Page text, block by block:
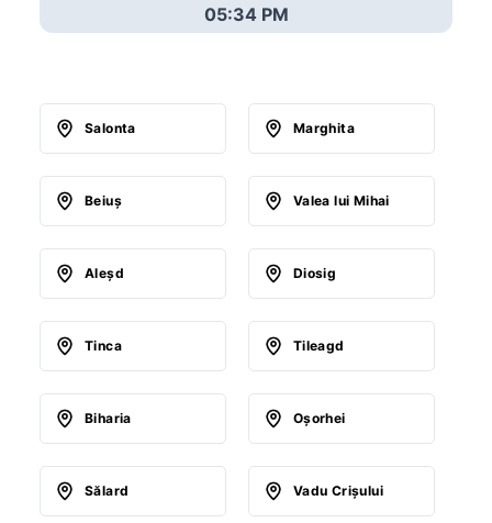
05:34 PM
Salonta Marghita
Beiuş Valea lui Mihai
Aleşd Diosig
Tinca Tileagd
Biharia Oşorhei
Sălard Vadu Crişului